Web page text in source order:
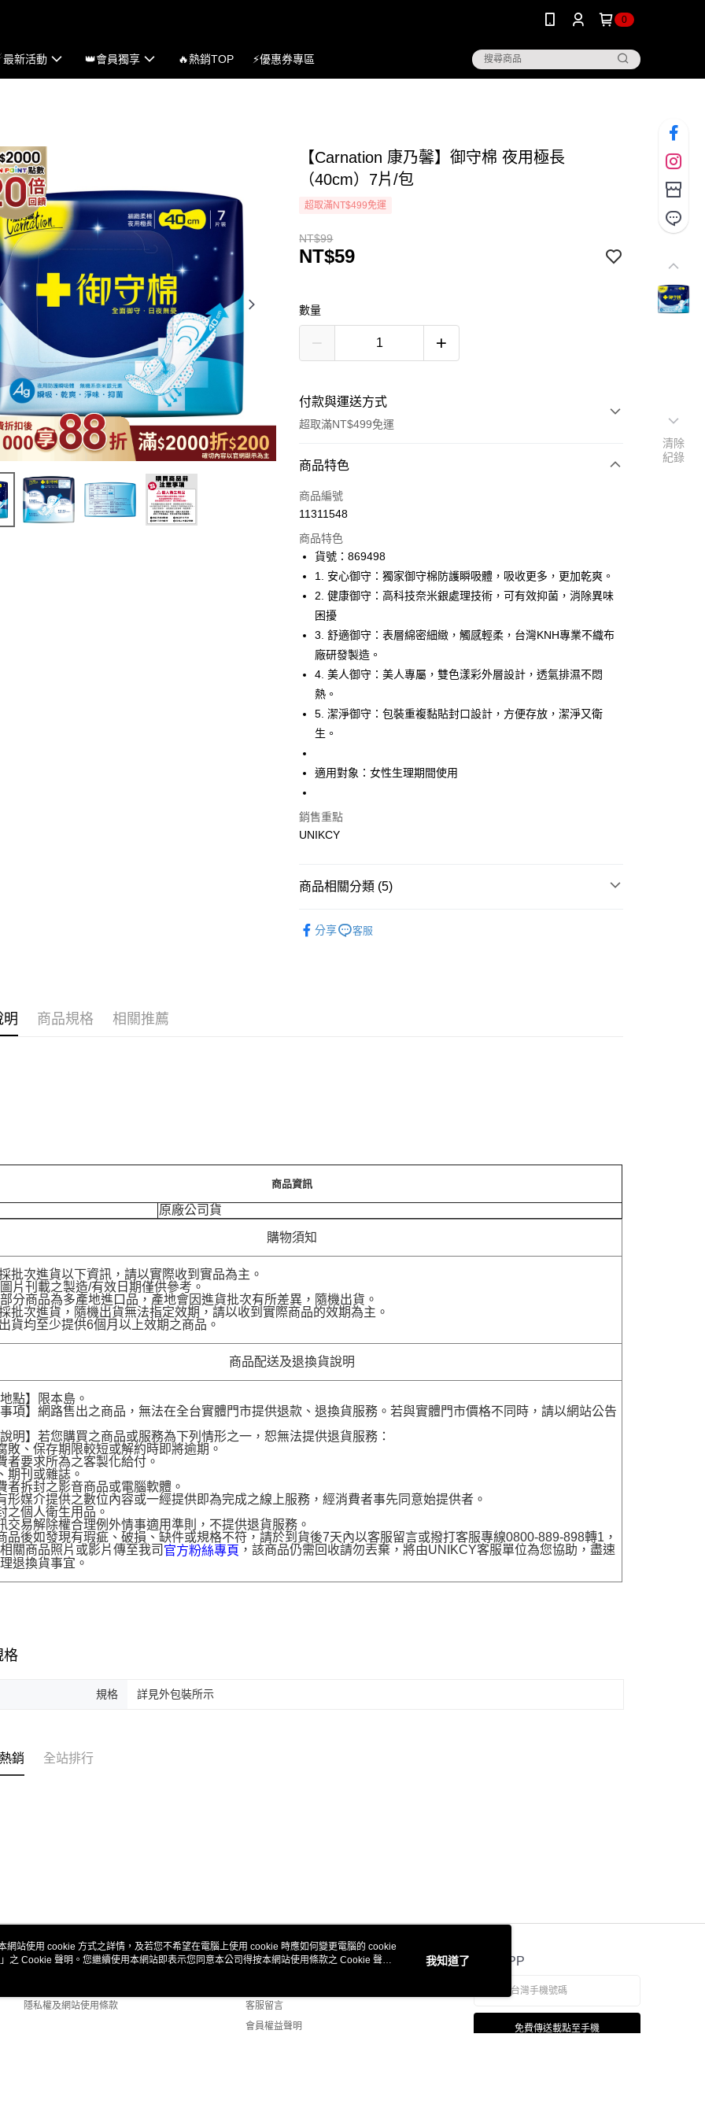
0
新活動 👑會員獨享 🔥熱銷TOP ⚡優惠券專區
【Carnation 康乃馨】御守棉 夜用極長
（40cm）7片/包
超取滿NT$499免運
NT$99
NT$59
數量
付款與運送方式
超取滿NT$499免運
付款方式
icash Pay
超商取貨付款
LINE Pay
Apple Pay
街口支付
悠遊付
Google Pay
7-11取貨付款［需3-5個工作天不含預購商品］
每筆NT$70，滿NT$499(含以上)免運費
宅配［需2-3個工作天不含預購商品］
商品特色
商品編號
11311548
商品特色
貨號：869498
1. 安心御守：獨家御守棉防護瞬吸體，吸收更多，更加乾爽。
2. 健康御守：高科技奈米銀處理技術，可有效抑菌，消除異味
困擾
3. 舒適御守：表層綿密細緻，觸感輕柔，台灣KNH專業不織布
廠研發製造。
4. 美人御守：美人專屬，雙色漾彩外層設計，透氣排濕不悶
熱。
5. 潔淨御守：包裝重複黏貼封口設計，方便存放，潔淨又衛
生。
適用對象：女性生理期間使用
銷售重點
UNIKCY
商品相關分類 (5)
分享 客服
明 商品規格 相關推薦
商品資訊
原廠公司貨
購物須知
批次進貨以下資訊，請以實際收到實品為主。
刊載之製造/有效日期僅供參考。
商品為多產地進口品，產地會因進貨批次有所差異，隨機出貨。
批次進貨，隨機出貨無法指定效期，請以收到實際商品的效期為主。
貨均至少提供6個月以上效期之商品。
商品配送及退換貨說明
點】限本島。
項】網路售出之商品，無法在全台實體門市提供退款、退換貨服務。若與實體門市價格不同時，請以網站公告
明】若您購買之商品或服務為下列情形之一，恕無法提供退貨服務：
敗、保存期限較短或解約時即將逾期。
者要求所為之客製化給付。
期刊或雜誌。
者拆封之影音商品或電腦軟體。
形媒介提供之數位內容或一經提供即為完成之線上服務，經消費者事先同意始提供者。
之個人衛生用品。
交易解除權合理例外情事適用準則，不提供退貨服務。
品後如發現有瑕疵、破損、缺件或規格不符，請於到貨後7天內以客服留言或撥打客服專線0800-889-898轉1，
關商品照片或影片傳至我司 官方粉絲專頁 ，該商品仍需回收請勿丟棄，將由UNIKCY客服單位為您協助，盡速
退換貨事宜。
格
規格 詳見外包裝所示
銷 全站排行
關於我們
隱私權及網站使用條款
客服資訊
客服留言
會員權益聲明
官方APP
免費傳送載點至手機
清除
紀錄
網站使用 cookie 方式之詳情，及若您不希望在電腦上使用 cookie 時應如何變更電腦的 cookie
」之 Cookie 聲明。您繼續使用本網站即表示您同意本公司得按本網站使用條款之 Cookie 聲明
我知道了